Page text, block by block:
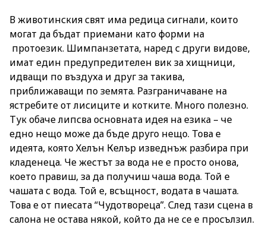
В животинския свят има редица сигнали, които
могат да бъдат приемани като форми на
протоезик. Шимпанзетата, наред с други видове,
имат един предупредителен вик за хищници,
идващи по въздуха и друг за такива,
приближаващи по земята. Разграничаване на
ястребите от лисиците и котките. Много полезно.
Тук обаче липсва основната идея на езика – че
едно нещо може да бъде друго нещо. Това е
идеята, която Хелън Келър изведнъж разбира при
кладенеца. Че жестът за вода не е просто онова,
което правиш, за да получиш чаша вода. Той е
чашата с вода. Той е, всъщност, водата в чашата.
Това е от пиесата “Чудотвореца”. След тази сцена в
салона не остава някой, който да не се е просълзил.